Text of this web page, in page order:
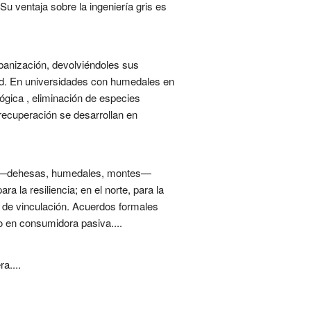
ventaja sobre la ingeniería gris es
devolviéndoles sus
En universidades con humedales en
, eliminación de especies
se desarrollan en
humedales, montes—
la resiliencia; en el norte, para la
vinculación. Acuerdos formales
en consumidora pasiva....